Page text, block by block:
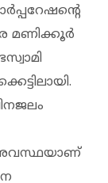
മണിക്കൂര്‍
അവസ്ഥയാണ്